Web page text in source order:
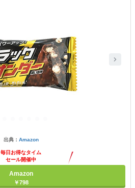
出典： Amazon
毎日お得なタイム
セール開催中
Amazon
￥798